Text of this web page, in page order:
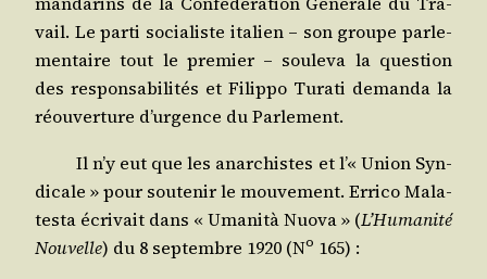
vail. Le par­ti socia­liste ita­lien – son groupe par­le­
men­taire tout le pre­mier – sou­le­va la ques­tion
des res­pon­sa­bi­li­tés et Filip­po Tura­ti deman­da la
réou­ver­ture d’ur­gence du Parlement.
Il n’y eut que les anar­chistes et l’« Union Syn­
di­cale » pour sou­te­nir le mou­ve­ment. Erri­co Mala­
tes­ta écri­vait dans « Uma­ni­tà Nuo­va » (L’Humanité
Nou­velle) du 8 sep­tembre 1920 (No 165) :